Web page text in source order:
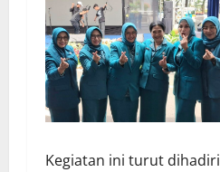
Kegiatan ini turut dihadiri